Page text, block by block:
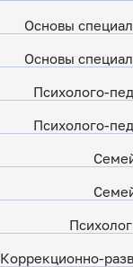
Основы
Основы
Психолого-
Психолого-
Коррекционно-